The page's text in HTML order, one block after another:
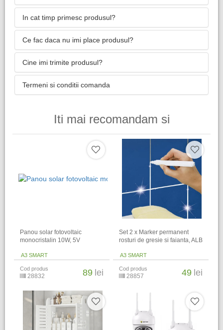
In cat timp primesc produsul?
Ce fac daca nu imi place produsul?
Cine imi trimite produsul?
Termeni si conditii comanda
Iti mai recomandam si
Panou solar fotovoltaic
monocristalin 10W, 5V
A3 SMART
Cod produs
28832 89 lei
Set 2 x Marker permanent
rosturi de gresie si faianta, ALB
A3 SMART
Cod produs
28857 49 lei